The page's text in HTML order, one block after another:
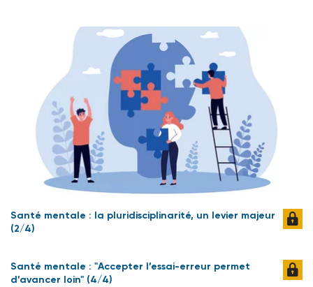
Santé mentale : la pluridisciplinarité, un levier majeur
(2/4)
Santé mentale : "Accepter l’essai-erreur permet
d’avancer loin" (4/4)